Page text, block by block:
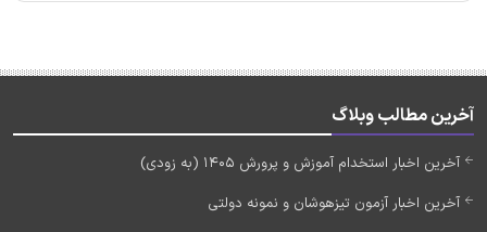
آخرین مطالب وبلاگ
آخرین اخبار استخدام آموزش و پرورش 1405 (به زودی)
آخرین اخبار آزمون تیزهوشان و نمونه دولتی